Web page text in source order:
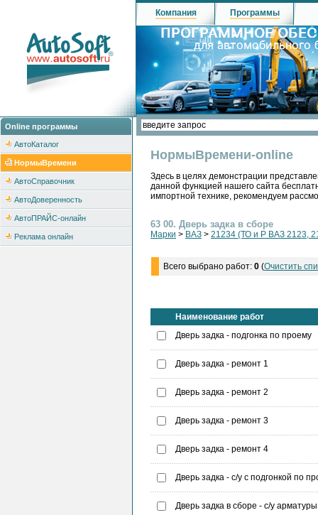
Online программы
АвтоКаталог
НормыВремени
АвтоСправочник
АвтоДоверенность
АвтоПРАЙС-онлайн
Реклама онлайн
Компания Программы
НормыВремени-online
Здесь в целях демонстрации
данной функцией нашего сайта
импортной технике, рекомендуем
63 00. Дверь задка в сборе
Марки > ВАЗ > 21234 (ТО и Р ВАЗ 2123,
Всего выбрано работ: 0 (Очистить
Наименование работ
Дверь задка - подгонка по проему
Дверь задка - ремонт 1
Дверь задка - ремонт 2
Дверь задка - ремонт 3
Дверь задка - ремонт 4
Дверь задка - с/у с подгонкой по
Дверь задка в сборе - с/у арматуры